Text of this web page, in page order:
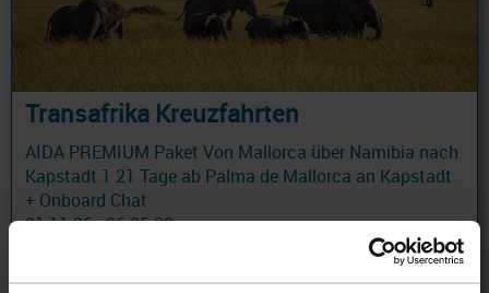
Transafrika Kreuzfahrten
AIDA PREMIUM Paket Von Mallorca über Namibia nach
Kapstadt 1 21 Tage ab Palma de Mallorca an Kapstadt
+ Onboard Chat
01.11.26 - 06.05.29
1.380 €